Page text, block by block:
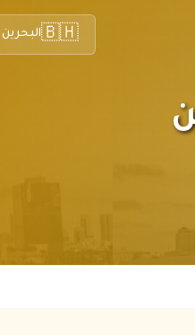
🇧🇭البحرين